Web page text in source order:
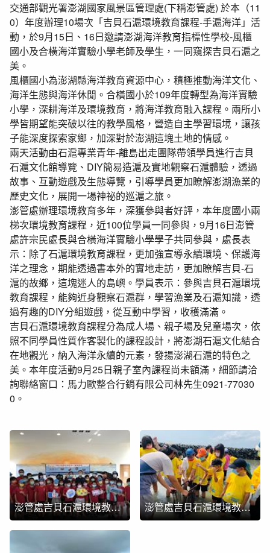
交通部觀光署澎湖國家風景區管理處(下稱澎管處) 於本（11
0）年度辦理10場次「吉貝石滬環境教育課程-手滬海洋」活
動，於9月15日、16日邀請澎湖海洋教育指標性學校-風櫃
國小及合橫海洋實驗小學老師及學生，一同窺探吉貝石滬之
美。
風櫃國小為澎湖縣海洋教育資源中心，積極推動海洋文化、
海洋生態與海洋休閒。合橫國小於109年度轉型為海洋實驗
小學，深耕海洋及環境教育，將海洋教育融入課程。兩所小
學皆期望能突破以往的教學風格，營造自主學習環境，讓孩
子能深度探索家鄉，加深對於澎湖這塊土地的情感。
兩天活動由石滬專業青年-離島出走團隊帶領學員進行吉貝
石滬文化館導覽、DIY簡易造滬及實地觀察石滬體驗，透過
故事、互動遊戲及生態導覽，引導學員更加瞭解澎湖漁業的
歷史文化，展開一場神祕的巡滬之旅。
澎管處辦理環境教育多年，深獲參與者好評，本年度國小兩
梯次環境教育課程，近100位學員一同參與，9月16日澎管
處許宗民處長與合橫海洋實驗小學學子共同參與，處長表
示：除了石滬環境教育課程，更加強宣導永續環境、保護海
洋之理念，期能透過書本外的實地走訪，更加瞭解吉貝-石
滬的故鄉，這塊迷人的島嶼。學員表示：參與吉貝石滬環境
教育課程，能夠近身觀察石滬群，學習漁業及石滬知識，透
過有趣的DIY分組遊戲，從互動中學習，收穫滿滿。
吉貝石滬環境教育課程分為成人場、親子場及兒童場次，依
照不同學員性質作客製化的課程設計，將澎湖石滬文化結合
在地觀光，納入海洋永續的元素，發揚澎湖石滬的特色之
美。本年度活動9月25日親子室內課程尚未額滿，細節請洽
詢聯絡窗口：馬力歐整合行銷有限公司林先生0921-77030
0。
澎管處吉貝石滬環境教育課程 澎管處吉貝石滬環境教育課程